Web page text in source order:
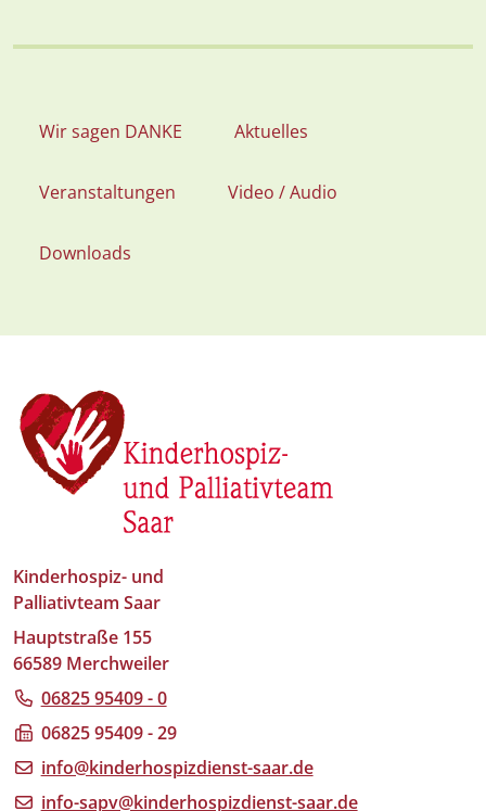
Wir sagen DANKE Aktuelles
Veranstaltungen Video / Audio
Downloads
Kinderhospiz- und
Palliativteam Saar
Hauptstraße 155
66589 Merchweiler
06825 95409 - 0
06825 95409 - 29
info@kinderhospizdienst-saar.de
info-sapv@kinderhospizdienst-saar.de